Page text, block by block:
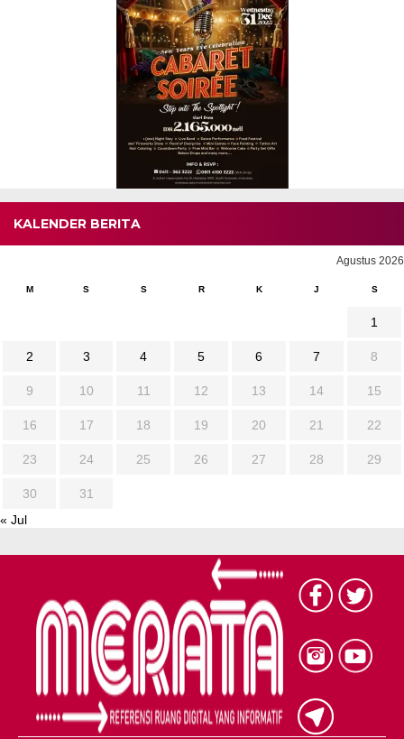
KALENDER BERITA
Agustus 2026
M S S R K J S
1
2 3 4 5 6 7 8
9 10 11 12 13 14 15
16 17 18 19 20 21 22
23 24 25 26 27 28 29
30
31
« Jul